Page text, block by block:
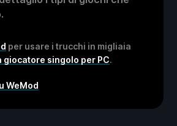
per usare i trucchi in migliaia
giocatore singolo per PC.
WeMod